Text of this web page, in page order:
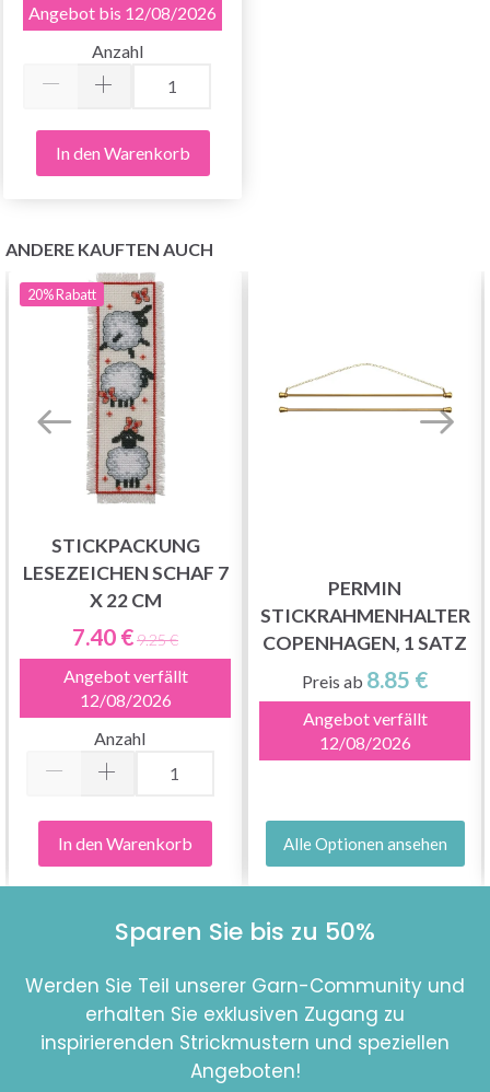
Angebot bis 12/08/2026
Anzahl
In den Warenkorb
ANDERE KAUFTEN AUCH
20%Rabatt
STICKPACKUNG
LESEZEICHEN SCHAF 7
X 22 CM
7.40 €9.25 €
Angebot verfällt
12/08/2026
Anzahl
In den Warenkorb
PERMIN
STICKRAHMENHALTER
COPENHAGEN, 1 SATZ
Preis ab 8.85 €
Angebot verfällt
12/08/2026
Alle Optionen ansehen
Sparen Sie bis zu 50%
Werden Sie Teil unserer Garn-Community und
erhalten Sie exklusiven Zugang zu
inspirierenden Strickmustern und speziellen
Angeboten!